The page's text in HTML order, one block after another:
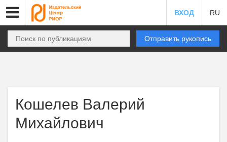
ВХОД RU
Отправить рукопись
Кошелев Валерий
Михайлович